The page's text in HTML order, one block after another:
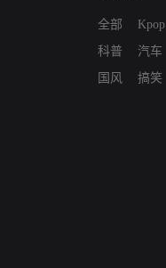
全部
科普
国风
Kpop
汽车
搞笑